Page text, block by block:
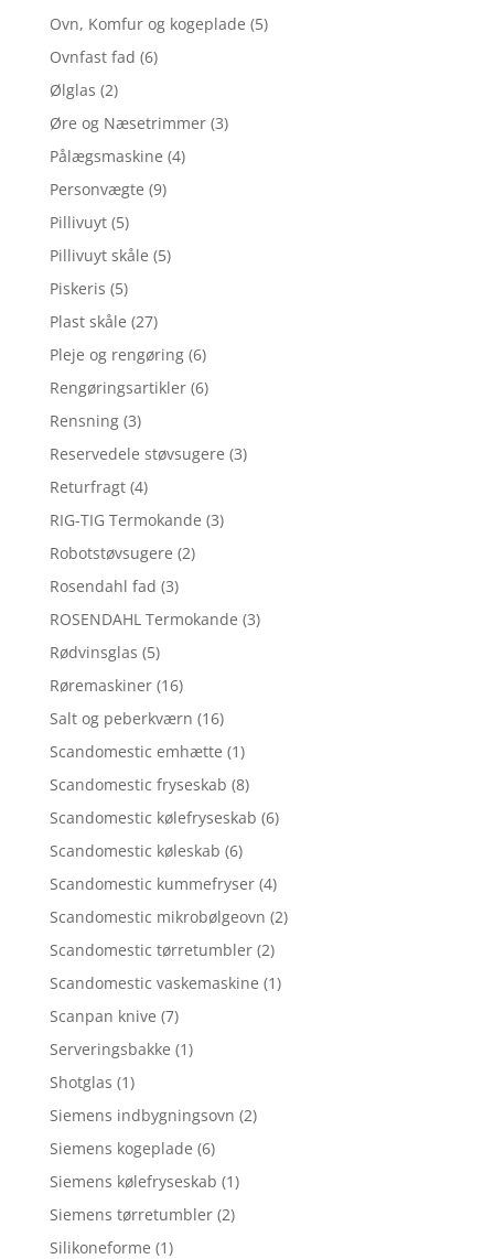
Ovn, Komfur og kogeplade (5)
Ovnfast fad (6)
Ølglas (2)
Øre og Næsetrimmer (3)
Pålægsmaskine (4)
Personvægte (9)
Pillivuyt (5)
Pillivuyt skåle (5)
Piskeris (5)
Plast skåle (27)
Pleje og rengøring (6)
Rengøringsartikler (6)
Rensning (3)
Reservedele støvsugere (3)
Returfragt (4)
RIG-TIG Termokande (3)
Robotstøvsugere (2)
Rosendahl fad (3)
ROSENDAHL Termokande (3)
Rødvinsglas (5)
Røremaskiner (16)
Salt og peberkværn (16)
Scandomestic emhætte (1)
Scandomestic fryseskab (8)
Scandomestic kølefryseskab (6)
Scandomestic køleskab (6)
Scandomestic kummefryser (4)
Scandomestic mikrobølgeovn (2)
Scandomestic tørretumbler (2)
Scandomestic vaskemaskine (1)
Scanpan knive (7)
Serveringsbakke (1)
Shotglas (1)
Siemens indbygningsovn (2)
Siemens kogeplade (6)
Siemens kølefryseskab (1)
Siemens tørretumbler (2)
Silikoneforme (1)